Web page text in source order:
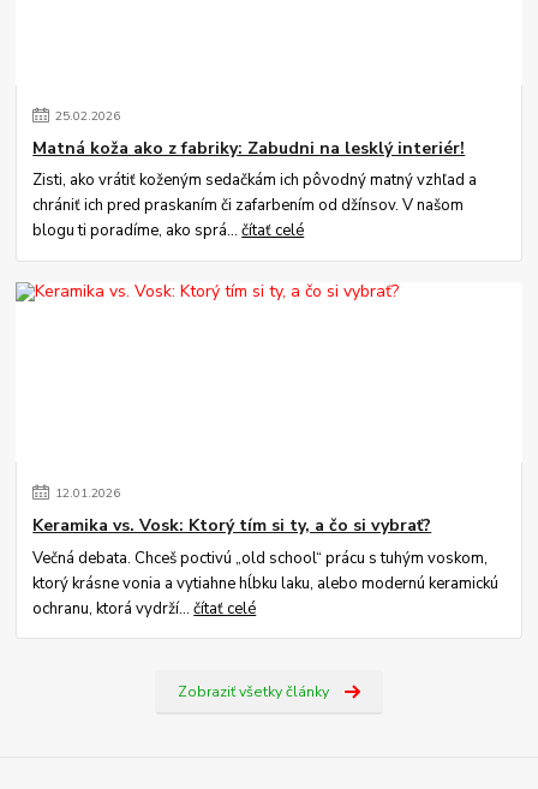
25.02.2026
Matná koža ako z fabriky: Zabudni na lesklý interiér!
Zisti, ako vrátiť koženým sedačkám ich pôvodný matný vzhľad a
chrániť ich pred praskaním či zafarbením od džínsov. V našom
blogu ti poradíme, ako sprá...čítať celé
12.01.2026
Keramika vs. Vosk: Ktorý tím si ty, a čo si vybrať?
Večná debata. Chceš poctivú „old school“ prácu s tuhým voskom,
ktorý krásne vonia a vytiahne hĺbku laku, alebo modernú keramickú
ochranu, ktorá vydrží...čítať celé
Zobraziť všetky články